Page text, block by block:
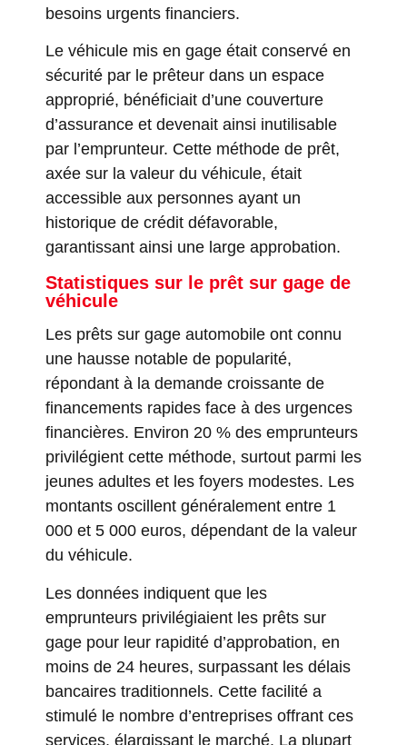
besoins urgents financiers.
Le véhicule mis en gage était conservé en
sécurité par le prêteur dans un espace
approprié, bénéficiait d’une couverture
d’assurance et devenait ainsi inutilisable
par l’emprunteur. Cette méthode de prêt,
axée sur la valeur du véhicule, était
accessible aux personnes ayant un
historique de crédit défavorable,
garantissant ainsi une large approbation.
Statistiques sur le prêt sur gage de
véhicule
Les prêts sur gage automobile ont connu
une hausse notable de popularité,
répondant à la demande croissante de
financements rapides face à des urgences
financières. Environ 20 % des emprunteurs
privilégient cette méthode, surtout parmi les
jeunes adultes et les foyers modestes. Les
montants oscillent généralement entre 1
000 et 5 000 euros, dépendant de la valeur
du véhicule.
Les données indiquent que les
emprunteurs privilégiaient les prêts sur
gage pour leur rapidité d’approbation, en
moins de 24 heures, surpassant les délais
bancaires traditionnels. Cette facilité a
stimulé le nombre d’entreprises offrant ces
services, élargissant le marché. La plupart